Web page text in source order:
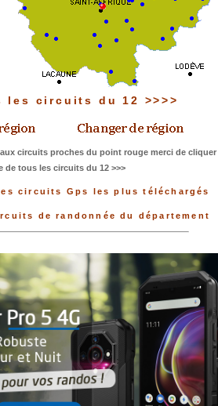
les circuits du 12 >>>>
aux circuits proches du point rouge merci de cliquer
de tous les circuits du 12 >>>
circuits Gps les plus téléchargés
de randonnée du département